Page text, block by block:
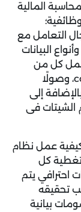
المالية
التعامل مع
البيانات
عمل كل من
Data Filtering والـ conditional format، وصولًا
إلى
الشيتات فى
عمل نظام
كل
يتم
تحقيقه
بيانية